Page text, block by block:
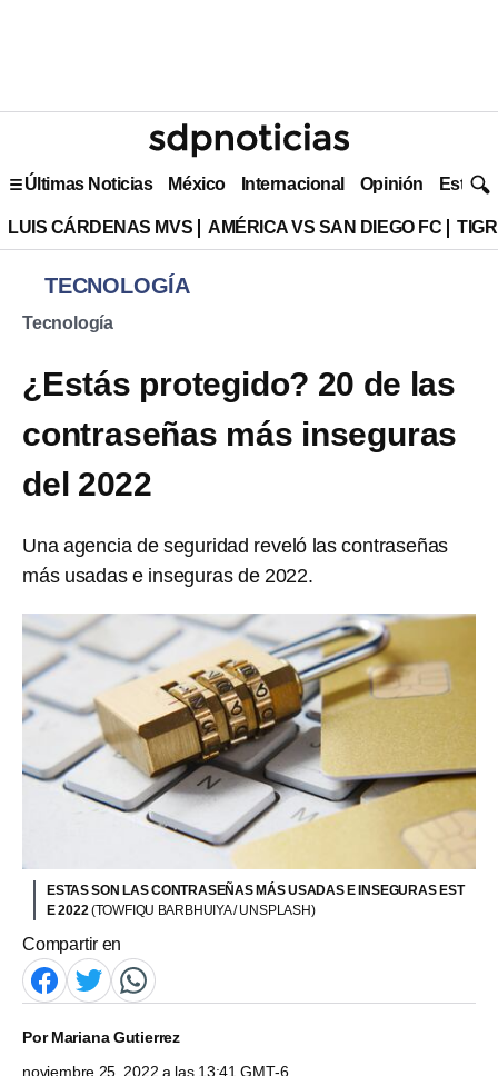
Últimas Noticias México Internacional Opinión Estilo
LUIS CÁRDENAS MVS AMÉRICA VS SAN DIEGO FC
TECNOLOGÍA
Tecnología
¿Estás protegido? 20 de las
contraseñas más inseguras
del 2022
Una agencia de seguridad reveló las contraseñas
más usadas e inseguras de 2022.
ESTAS SON LAS CONTRASEÑAS MÁS USADAS E INSEGURAS EST
E 2022(TOWFIQU BARBHUIYA / UNSPLASH)
Compartir en
PorMariana Gutierrez
noviembre 25, 2022 a las 13:41 GMT-6